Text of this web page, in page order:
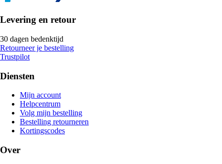
Levering en retour
30 dagen bedenktijd
Retourneer je bestelling
Trustpilot
Diensten
Mijn account
Helpcentrum
Volg mijn bestelling
Bestelling retourneren
Kortingscodes
Over